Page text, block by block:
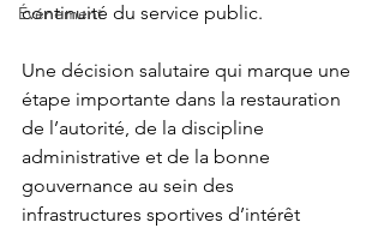
Événement
continuité du service public.
Une décision salutaire qui marque une
étape importante dans la restauration
de l’autorité, de la discipline
administrative et de la bonne
gouvernance au sein des
infrastructures sportives d’intérêt